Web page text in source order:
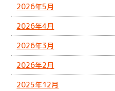
2026年5月
2026年4月
2026年3月
2026年2月
2025年12月